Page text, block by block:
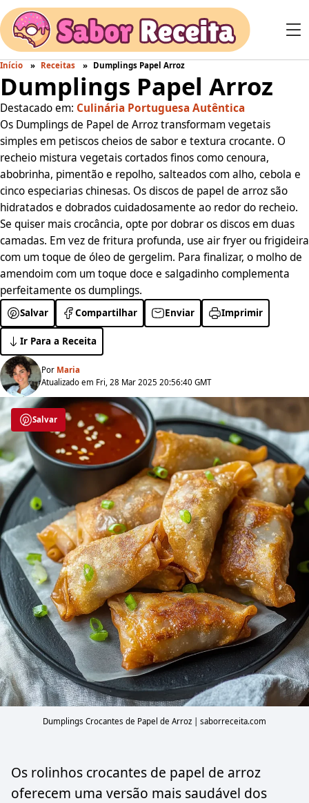
Início Receitas Dumplings Papel Arroz
Dumplings Papel Arroz
Destacado em: Culinária Portuguesa Autêntica
Os Dumplings de Papel de Arroz transformam vegetais
simples em petiscos cheios de sabor e textura crocante. O
recheio mistura vegetais cortados finos como cenoura,
abobrinha, pimentão e repolho, salteados com alho, cebola e
cinco especiarias chinesas. Os discos de papel de arroz são
hidratados e dobrados cuidadosamente ao redor do recheio.
Se quiser mais crocância, opte por dobrar os discos em duas
camadas. Em vez de fritura profunda, use air fryer ou frigideira
com um toque de óleo de gergelim. Para finalizar, o molho de
amendoim com um toque doce e salgadinho complementa
perfeitamente os dumplings.
Salvar Compartilhar Enviar Imprimir
Ir Para a Receita
Por Maria
Atualizado em Fri, 28 Mar 2025 20:56:40 GMT
Salvar
Dumplings Crocantes de Papel de Arroz | saborreceita.com
Os rolinhos crocantes de papel de arroz
oferecem uma versão mais saudável dos